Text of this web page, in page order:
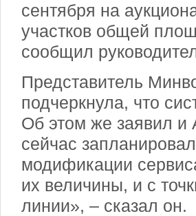
сентября на
участков общей
сообщил
Представитель
подчеркнула, что
Об этом же заявил
сейчас
модификации
их величины, и с
линии», – сказал он.